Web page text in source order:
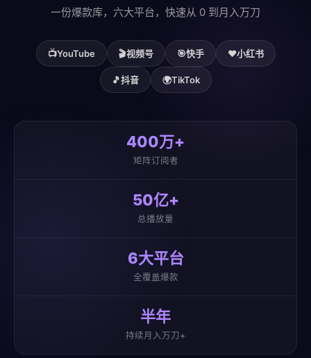
一份爆款库，六大平台，快速从 0 到月入万刀
📺YouTube 🎬视频号 🎯快手 ❤️小红书
🎵抖音 🌍TikTok
400万+
矩阵订阅者
50亿+
总播放量
6大平台
全覆盖爆款
半年
持续月入万刀+